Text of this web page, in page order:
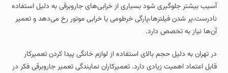
آسیب بیشتر جلوگیری شود بسیاری از خرابی‌های جاروبرقی به دلیل استفاده
نادرست،پر شدن فیلترها،پارگی خرطومی یا خرابی موتور رخ می‌دهد و تعمیر
آن‌ها نیاز به تخصص دارد.
در تهران به دلیل حجم بالای استفاده از لوازم خانگی پیدا کردن تعمیرکار
قابل اعتماد اهمیت زیادی دارد. تعمیرکاران نمایندگی تعمیر جاروبرقی فکر در